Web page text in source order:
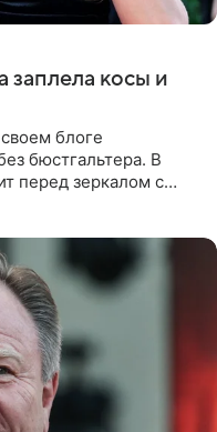
заплела косы и
блоге
бюстгальтера. В
перед зеркалом с